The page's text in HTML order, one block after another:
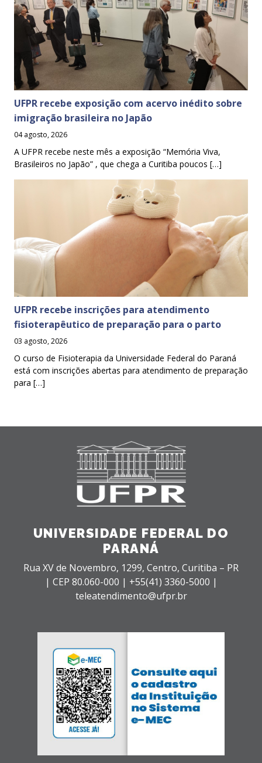
UFPR recebe exposição com acervo inédito sobre
imigração brasileira no Japão
04 agosto, 2026
A UFPR recebe neste mês a exposição “Memória Viva,
Brasileiros no Japão” , que chega a Curitiba poucos […]
UFPR recebe inscrições para atendimento
fisioterapêutico de preparação para o parto
03 agosto, 2026
O curso de Fisioterapia da Universidade Federal do Paraná
está com inscrições abertas para atendimento de preparação
para […]
UNIVERSIDADE FEDERAL DO
PARANÁ
Rua XV de Novembro, 1299, Centro, Curitiba – PR
| CEP 80.060-000 | +55(41) 3360-5000 |
teleatendimento@ufpr.br